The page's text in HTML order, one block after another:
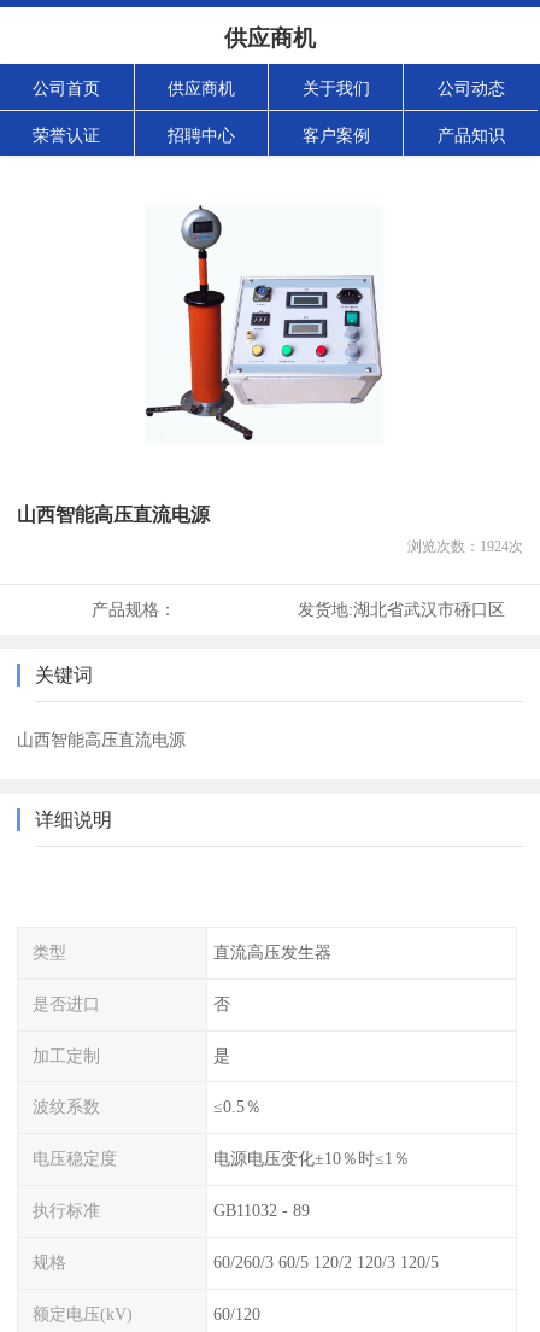
供应商机
公司首页 供应商机 关于我们 公司动态
荣誉认证 招聘中心 客户案例 产品知识
山西智能高压直流电源
浏览次数： 1924次
产品规格： 发货地:湖北省武汉市硚口区
关键词
山西智能高压直流电源
详细说明
类型 直流高压发生器
是否进口 否
加工定制 是
波纹系数 ≤0.5％
电压稳定度 电源电压变化±10％时≤1％
执行标准 GB11032 - 89
规格 60/260/3 60/5 120/2 120/3 120/5
额定电压(kV) 60/120